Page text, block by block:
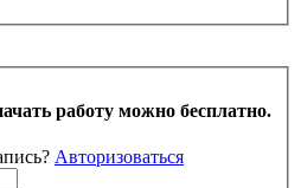
работу можно бесплатно.
Авторизоваться